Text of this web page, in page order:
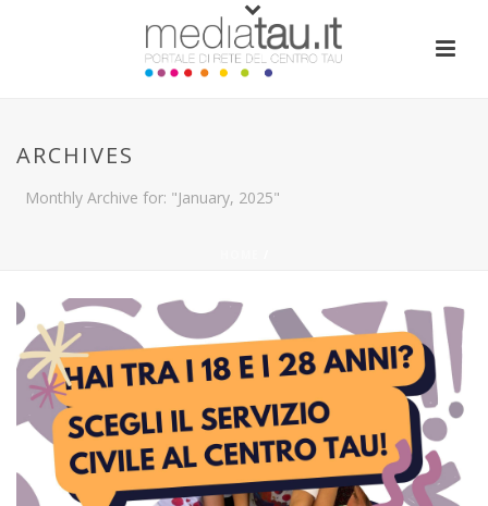
ARCHIVES
Monthly Archive for: "January, 2025"